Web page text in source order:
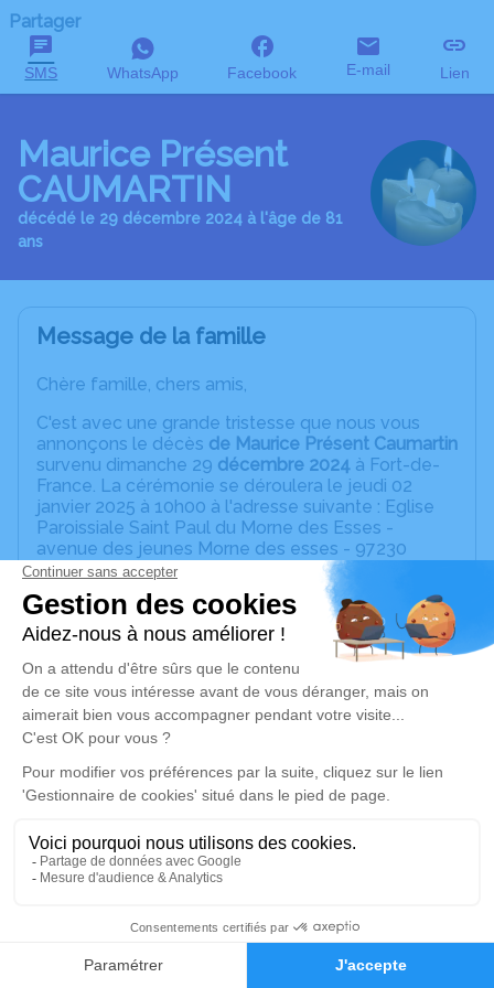
Faire-part Hommages
Partager
SMS WhatsApp Facebook E-mail Lien
Maurice Présent
CAUMARTIN
décédé le 29 décembre 2024 à l'âge de 81
ans
Message de la famille
Chère famille, chers amis,
C'est avec une grande tristesse que nous vous
annonçons le décès de Maurice Présent Caumartin
survenu dimanche 29 décembre 2024 à Fort-de-
France. La cérémonie se déroulera le jeudi 02
janvier 2025 à 10h00 à l'adresse suivante : Eglise
Paroissiale Saint Paul du Morne des Esses -
avenue des jeunes Morne des esses - 97230
Sainte-Marie.
une présentation du défunt aura lieu jeudi 02
janvier à 08h45 aux pompes funèbres SEBASTIEN
Cet espace privé est destiné à recueillir vos
condoléances ou le souvenir d’un moment passé.
Un service de plantation d’arbre hommage est
disponible ici.
Je rends hommage
Cérémonie religieuse
jeudi 02 janvier 2025 à 10h00
Esses de Sainte-Marie
avenue des jeunes Morne des esses
97230 Sainte-Marie